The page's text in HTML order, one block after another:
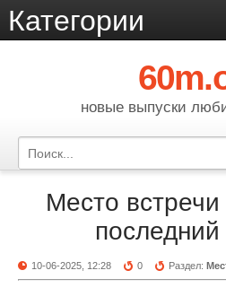
Категории
новые выпуски
Место
последний
10-06-2025, 12:28 0 Раздел: